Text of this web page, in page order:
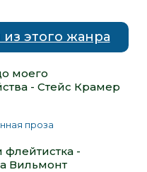
этого жанра
моего
- Стейс Крамер
проза
-
Вильмонт